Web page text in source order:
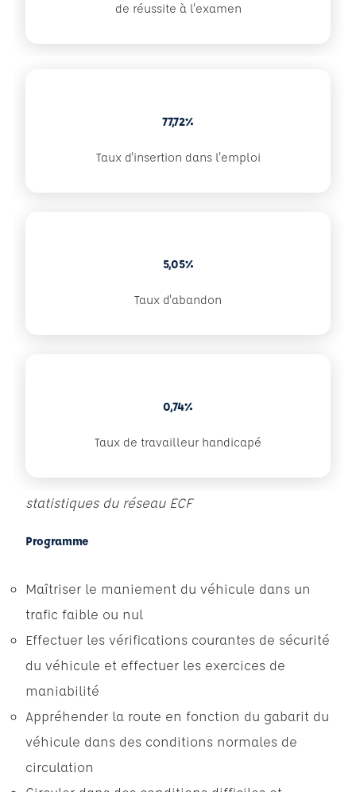
de réussite à l'examen
77,72%
Taux d'insertion dans l'emploi
5,05%
Taux d'abandon
0,74%
Taux de travailleur handicapé
statistiques du réseau ECF
Programme
Maîtriser le maniement du véhicule dans un
trafic faible ou nul
Effectuer les vérifications courantes de sécurité
du véhicule et effectuer les exercices de
maniabilité
Appréhender la route en fonction du gabarit du
véhicule dans des conditions normales de
circulation